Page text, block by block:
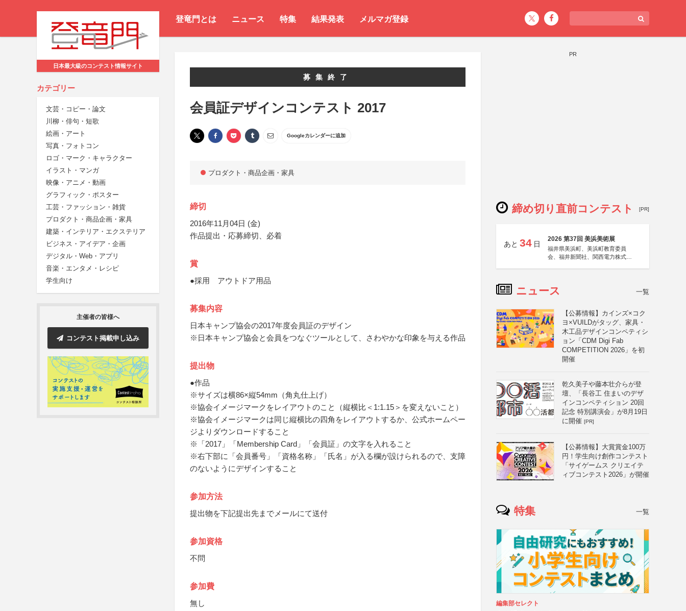
登竜門とは ニュース 特集 結果発表 メルマガ登録
日本最大級のコンテスト情報サイト
カテゴリー
文芸・コピー・論文
川柳・俳句・短歌
絵画・アート
写真・フォトコン
ロゴ・マーク・キャラクター
イラスト・マンガ
映像・アニメ・動画
グラフィック・ポスター
工芸・ファッション・雑貨
プロダクト・商品企画・家具
建築・インテリア・エクステリア
ビジネス・アイデア・企画
デジタル・Web・アプリ
音楽・エンタメ・レシピ
学生向け
主催者の皆様へ
コンテスト掲載申し込み
募集終了
会員証デザインコンテスト 2017
Googleカレンダーに追加
プロダクト・商品企画・家具
締切
2016年11月04日 (金)
作品提出・応募締切、必着
賞
●採用 アウトドア用品
募集内容
日本キャンプ協会の2017年度会員証のデザイン
※日本キャンプ協会と会員をつなぐツールとして、さわやかな印象を与える作品
提出物
●作品
※サイズは横86×縦54mm（角丸仕上げ）
※協会イメージマークをレイアウトのこと（縦横比＜1:1.15＞を変えないこと）
※協会イメージマークは同じ縦横比の四角をレイアウトするか、公式ホームペー
ジよりダウンロードすること
※「2017」「Membership Card」「会員証」の文字を入れること
※右下部に「会員番号」「資格名称」「氏名」が入る欄が設けられるので、支障
のないようにデザインすること
参加方法
提出物を下記提出先までメールにて送付
参加資格
不問
参加費
無し
PR
締め切り直前コンテスト [PR]
あと 34 日
2026 第37回 美浜美術展
福井県美浜町、美浜町教育委員
会、福井新聞社、関西電力株式会
ニュース 一覧
【公募情報】カインズ×コク
ヨ×VUILDがタッグ、家具・
木工品デザインコンペティシ
ョン「CDM Digi Fab
COMPETITION 2026」を初
開催
乾久美子や藤本壮介らが登
壇、「長谷工 住まいのデザ
インコンペティション 20回
記念 特別講演会」が8月19日
に開催 [PR]
【公募情報】大賞賞金100万
円！学生向け創作コンテスト
「サイゲームス クリエイテ
ィブコンテスト2026」が開催
特集 一覧
編集部セレクト